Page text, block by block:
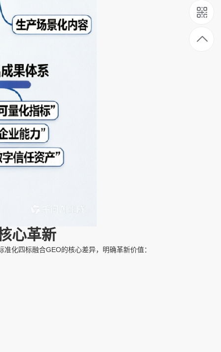
心革新
化四标融合GEO的核心差异，明确革新价值：